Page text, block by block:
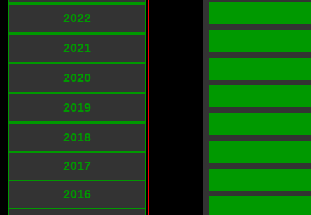
2022
2021
2020
2019
2018
2017
2016